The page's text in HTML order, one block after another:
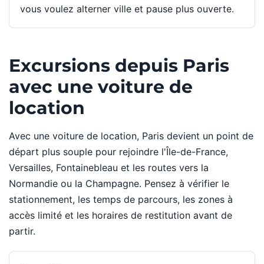
vous voulez alterner ville et pause plus ouverte.
Excursions depuis Paris
avec une voiture de
location
Avec une voiture de location, Paris devient un point de
départ plus souple pour rejoindre l'Île-de-France,
Versailles, Fontainebleau et les routes vers la
Normandie ou la Champagne. Pensez à vérifier le
stationnement, les temps de parcours, les zones à
accès limité et les horaires de restitution avant de
partir.